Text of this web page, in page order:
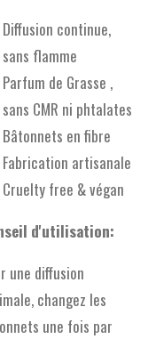
Diffusion continue,
sans flamme
Parfum de Grasse ,
sans CMR ni phtalates
Bâtonnets en fibre
Fabrication artisanale
Cruelty free & végan
d'utilisation:
une diffusion
changez les
une fois par